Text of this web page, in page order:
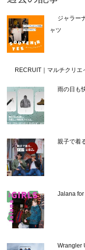
ジャラー
ャツ
RECRUIT｜マルチクリエ
雨の日も
親子で着
Jalana for
Wrangler